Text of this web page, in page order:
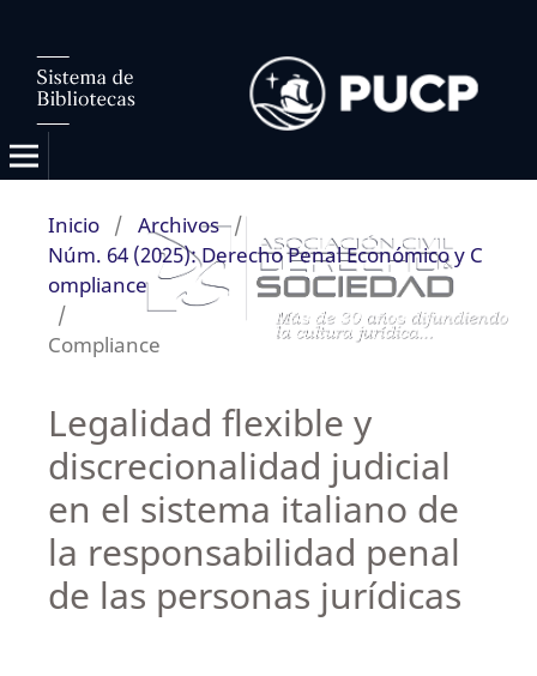
Inicio / Archivos /
Núm. 64 (2025): Derecho Penal Económico y C
ompliance
/
Compliance
Legalidad flexible y
discrecionalidad judicial
en el sistema italiano de
la responsabilidad penal
de las personas jurídicas